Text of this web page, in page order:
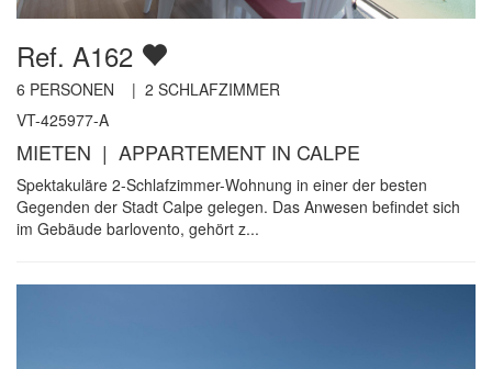
Ref. A162
6 PERSONEN | 2 SCHLAFZIMMER
VT-425977-A
MIETEN | APPARTEMENT IN CALPE
Spektakuläre 2-Schlafzimmer-Wohnung in einer der besten
Gegenden der Stadt Calpe gelegen. Das Anwesen befindet sich
im Gebäude barlovento, gehört z...